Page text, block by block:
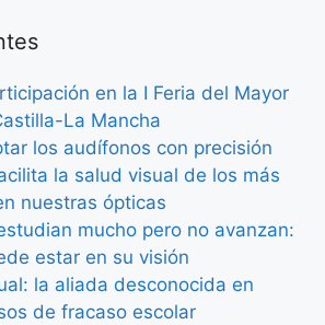
en la I Feria del Mayor
La Mancha
los audífonos con precisión
la salud visual de los más
nuestras ópticas
mucho pero no avanzan:
estar en su visión
la aliada desconocida en
de fracaso escolar